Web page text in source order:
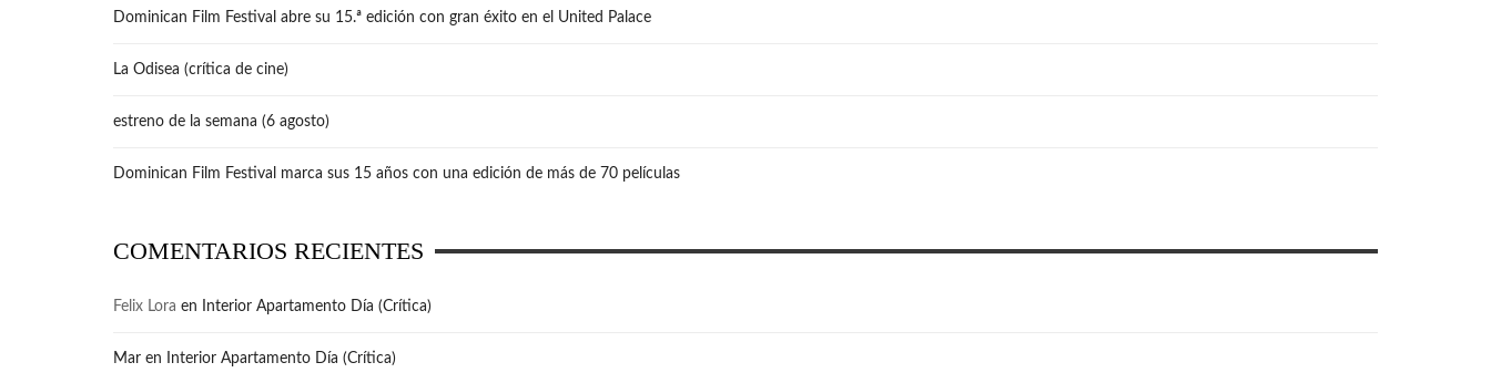
Dominican Film Festival abre su 15.ª edición con gran éxito en el United Palace
La Odisea (crítica de cine)
estreno de la semana (6 agosto)
Dominican Film Festival marca sus 15 años con una edición de más de 70 películas
COMENTARIOS RECIENTES
Felix Lora en Interior Apartamento Día (Crítica)
Mar en Interior Apartamento Día (Crítica)